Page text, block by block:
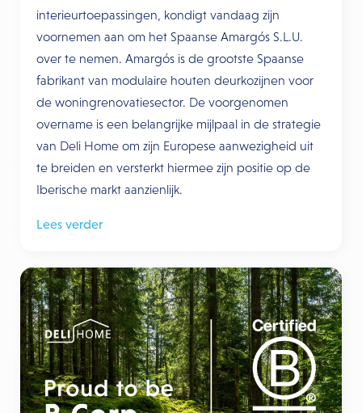
interieurtoepassingen, kondigt vandaag zijn
voornemen aan om het Spaanse Amargós S.L.U.
over te nemen. Amargós is de grootste Spaanse
fabrikant van modulaire houten deurkozijnen voor
de woningrenovatiesector. De voorgenomen
overname is een belangrijke mijlpaal in de strategie
van Deli Home om zijn Europese aanwezigheid uit
te breiden en versterkt hiermee zijn positie op de
Iberische markt aanzienlijk.
Lees verder